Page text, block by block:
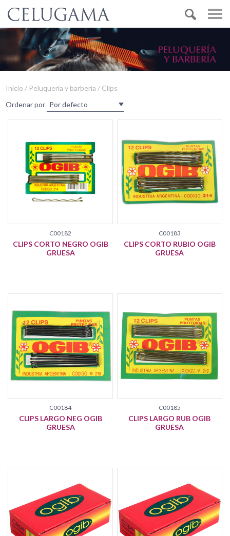
Inicio / Peluquería y barbería / Clips
Ordenar por
C00182
CLIPS CORTO NEGRO OGIB
GRUESA
C00183
CLIPS CORTO RUBIO OGIB
GRUESA
C00184
CLIPS LARGO NEG OGIB
GRUESA
C00185
CLIPS LARGO RUB OGIB
GRUESA